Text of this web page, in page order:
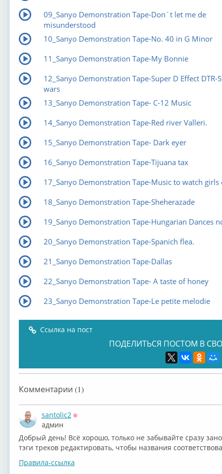
09_Sanyo Demonstration Tape-Don`t let me de
misunderstood
10_Sanyo Demonstration Tape-No. 40 in G Minor
11_Sanyo Demonstration Tape-My Bonnie
12_Sanyo Demonstration Tape-Super D Effect DTR-
wars
13_Sanyo Demonstration Tape- C-12 Music
14_Sanyo Demonstration Tape-Red river Valleri.
15_Sanyo Demonstration Tape- Dark eyer
16_Sanyo Demonstration Tape-Tijuana tax
17_Sanyo Demonstration Tape-Music to watch girls
18_Sanyo Demonstration Tape-Sheherazade
19_Sanyo Demonstration Tape-Hungarian Dances
20_Sanyo Demonstration Tape-Spanich flea.
21_Sanyo Demonstration Tape-Dallas
22_Sanyo Demonstration Tape- A taste of honey
23_Sanyo Demonstration Tape-Le petite melodie
Ссылка на пост
ПОДЕЛИТЬСЯ ПОСТОМ В
Комментарии (1)
santolic2
админ
Добрый день! Всё хорошо, только не забывайте сразу
тэги треков редактировать, чтобы названия
Правила-ссылка